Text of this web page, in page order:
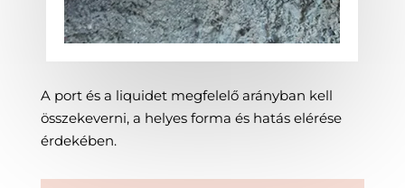
A port és a liquidet megfelelő arányban kell
összekeverni, a helyes forma és hatás elérése
érdekében.